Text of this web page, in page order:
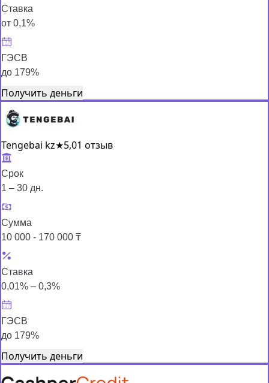
Ставка
от 0,1%
ГЭСВ
до 179%
Получить деньги
Tengebai kz★5,01 отзыв
Срок
1 – 30 дн.
Сумма
10 000 - 170 000 ₸
Ставка
0,01% – 0,3%
ГЭСВ
до 179%
Получить деньги